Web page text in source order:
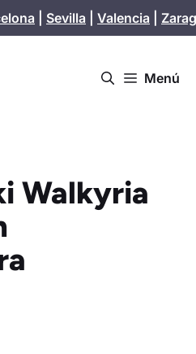
Sevilla Valencia
Menú
Walkyria